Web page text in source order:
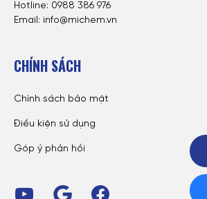
Hotline: 0988 386 976
Email: info@michem.vn
CHÍNH SÁCH
Chính sách bảo mật
Điều kiện sử dụng
Góp ý phản hồi